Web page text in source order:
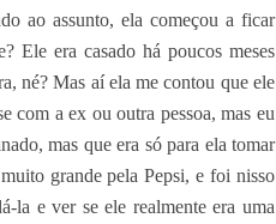
ao assunto, ela começou a ficar
Ele era casado há poucos meses
né? Mas aí ela me contou que ele
com a ex ou outra pessoa, mas eu
mas que era só para ela tomar
grande pela Pepsi, e foi nisso
la e ver se ele realmente era uma